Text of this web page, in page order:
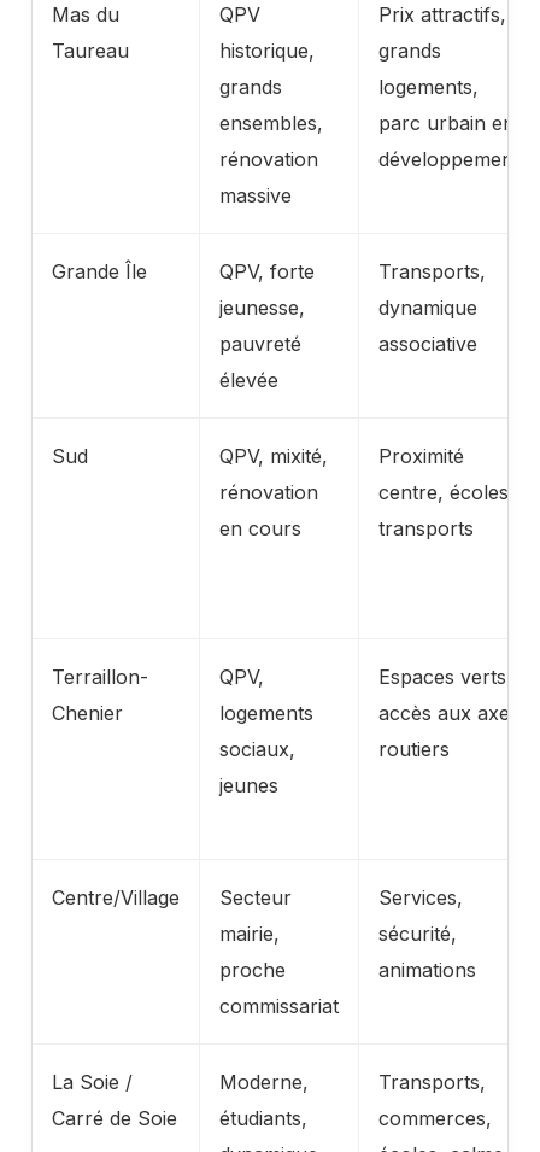
Mas du
Taureau
QPV
historique,
grands
ensembles,
rénovation
massive
Prix attractifs,
grands
logements,
parc urbain en
développement
Grande Île
QPV, forte
jeunesse,
pauvreté
élevée
Transports,
dynamique
associative
Sud
QPV, mixité,
rénovation
en cours
Proximité
centre, écoles,
transports
Terraillon-
Chenier
QPV,
logements
sociaux,
jeunes
Espaces verts,
accès aux axes
routiers
Centre/Village
Secteur
mairie,
proche
commissariat
Services,
sécurité,
animations
La Soie /
Carré de Soie
Moderne,
étudiants,
Transports,
commerces,